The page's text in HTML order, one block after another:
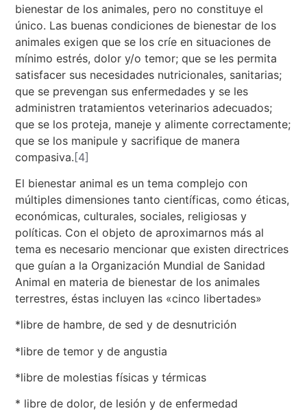
bienestar de los animales, pero no constituye el
único. Las buenas condiciones de bienestar de los
animales exigen que se los críe en situaciones de
mínimo estrés, dolor y/o temor; que se les permita
satisfacer sus necesidades nutricionales, sanitarias;
que se prevengan sus enfermedades y se les
administren tratamientos veterinarios adecuados;
que se los proteja, maneje y alimente correctamente;
que se los manipule y sacrifique de manera
compasiva.[4]
El bienestar animal es un tema complejo con
múltiples dimensiones tanto científicas, como éticas,
económicas, culturales, sociales, religiosas y
políticas. Con el objeto de aproximarnos más al
tema es necesario mencionar que existen directrices
que guían a la Organización Mundial de Sanidad
Animal en materia de bienestar de los animales
terrestres, éstas incluyen las «cinco libertades»
*libre de hambre, de sed y de desnutrición
*libre de temor y de angustia
*libre de molestias físicas y térmicas
* libre de dolor, de lesión y de enfermedad